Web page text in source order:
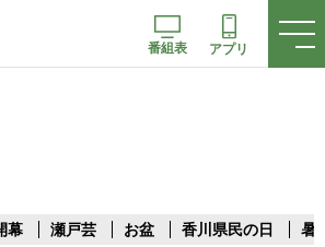
番組表 アプリ
幕 瀬戸芸 お盆 香川県民の日 暑